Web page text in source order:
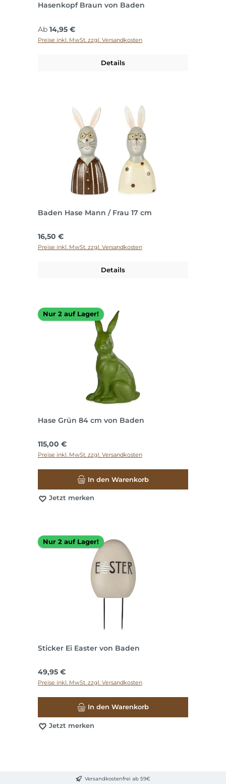
Hasenkopf Braun von Baden
Regulärer Preis:
Ab 14,95 €
Preise inkl. MwSt. zzgl. Versandkosten
Details
Baden Hase Mann / Frau 17 cm
Regulärer Preis:
16,50 €
Preise inkl. MwSt. zzgl. Versandkosten
Details
Nur 2 auf Lager!
Hase Grün 84 cm von Baden
Regulärer Preis:
115,00 €
Preise inkl. MwSt. zzgl. Versandkosten
In den Warenkorb
Jetzt merken
Nur 2 auf Lager!
Sticker Ei Easter von Baden
Regulärer Preis:
49,95 €
Preise inkl. MwSt. zzgl. Versandkosten
In den Warenkorb
Jetzt merken
Versandkostenfrei ab 59€